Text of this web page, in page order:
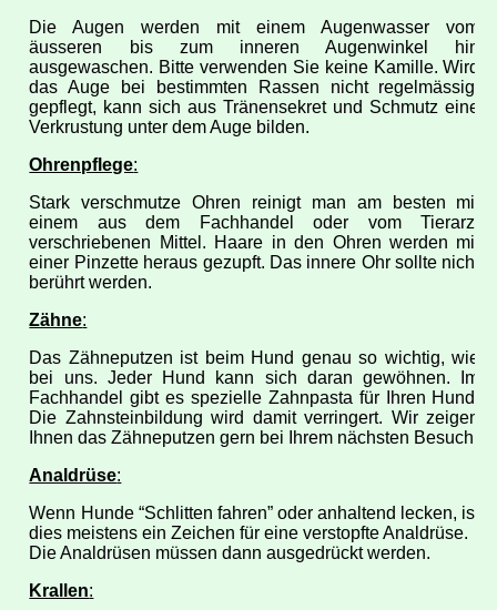
Die Augen werden mit einem Augenwasser vom
äusseren bis zum inneren Augenwinkel hin
ausgewaschen. Bitte verwenden Sie keine Kamille. Wird
das Auge bei bestimmten Rassen nicht regelmässig
gepflegt, kann sich aus Tränensekret und Schmutz eine
Verkrustung unter dem Auge bilden.
Ohrenpflege:
Stark verschmutze Ohren reinigt man am besten mit
einem aus dem Fachhandel oder vom Tierarzt
verschriebenen Mittel. Haare in den Ohren werden mit
einer Pinzette heraus gezupft. Das innere Ohr sollte nicht
berührt werden.
Zähne:
Das Zähneputzen ist beim Hund genau so wichtig, wie
bei uns. Jeder Hund kann sich daran gewöhnen. Im
Fachhandel gibt es spezielle Zahnpasta für Ihren Hund.
Die Zahnsteinbildung wird damit verringert. Wir zeigen
Ihnen das Zähneputzen gern bei Ihrem nächsten Besuch.
Analdrüse:
Wenn Hunde “Schlitten fahren” oder anhaltend lecken, ist
dies meistens ein Zeichen für eine verstopfte Analdrüse.
Die Analdrüsen müssen dann ausgedrückt werden.
Krallen: